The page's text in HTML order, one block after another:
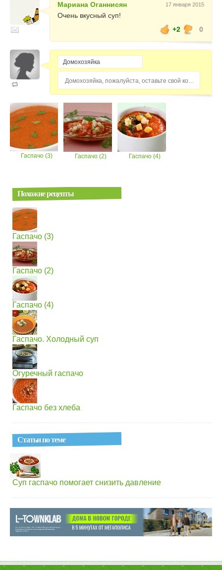
Мариана Оганнисян 17 января 2015
Очень вкусный суп!
+2
0
Домохозяйка, пожалуйста, оставьте свой комментарий...
Гаспачо (3) Гаспачо (2) Гаспачо (4)
Похожие рецепты
Гаспачо (3)
Гаспачо (2)
Гаспачо (4)
Гаспачо. Холодный суп
Огуречный гаспачо
Гаспачо без хлеба
Статьи по теме
Суп гаспачо помогает снизить давление